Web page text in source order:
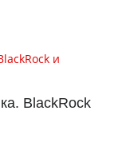
BlackRock